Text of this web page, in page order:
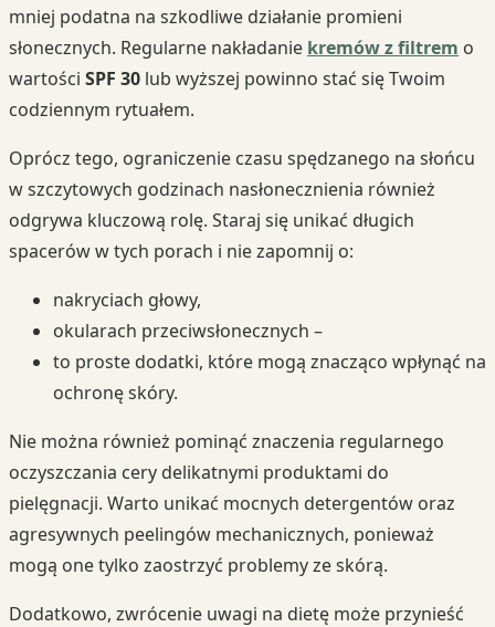
mniej podatna na szkodliwe działanie promieni
słonecznych. Regularne nakładanie kremów z filtrem o
wartości SPF 30 lub wyższej powinno stać się Twoim
codziennym rytuałem.
Oprócz tego, ograniczenie czasu spędzanego na słońcu
w szczytowych godzinach nasłonecznienia również
odgrywa kluczową rolę. Staraj się unikać długich
spacerów w tych porach i nie zapomnij o:
nakryciach głowy,
okularach przeciwsłonecznych –
to proste dodatki, które mogą znacząco wpłynąć na
ochronę skóry.
Nie można również pominąć znaczenia regularnego
oczyszczania cery delikatnymi produktami do
pielęgnacji. Warto unikać mocnych detergentów oraz
agresywnych peelingów mechanicznych, ponieważ
mogą one tylko zaostrzyć problemy ze skórą.
Dodatkowo, zwrócenie uwagi na dietę może przynieść